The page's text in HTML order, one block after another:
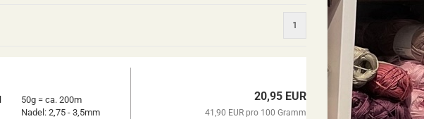
1
50g = ca. 200m
Nadel: 2,75 - 3,5mm
20,95 EUR
41,90 EUR pro 100 Gramm